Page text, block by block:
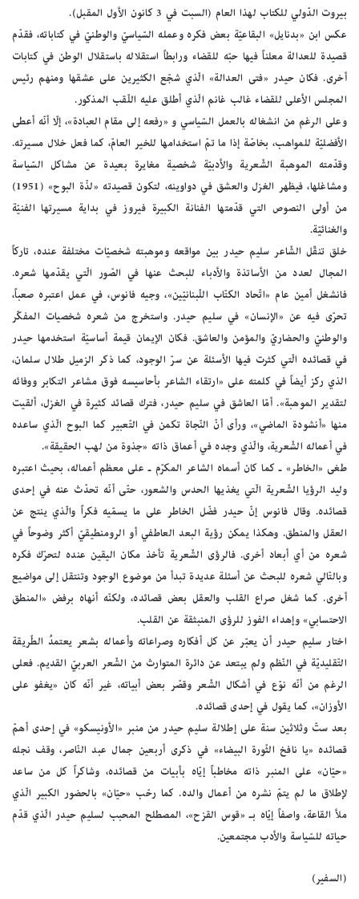
بيروت الدّولي للكتاب لهذا العام (السبت في 3 كانون الأول المقبل).
عكس ابن «بدنايل» البقاعيّة بعض فكره وعمله السّياسيّ والوطنيّ في كتاباته، فقدّم
قصيدة للعدالة معلناً فيها حبّه للقضاء ورابطاً استقلاله باستقلال الوطن في كتابات
أخرى. فكان حيدر «فتى العدالة» الّذي شجّع الكثيرين على عشقها ومنهم رئيس
المجلس الأعلى للقضاء غالب غانم الّذي أطلق عليه اللّقب المذكور.
وعلى الرغم من انشغاله بالعمل السّياسي و «رفعه إلى مقام العبادة»، إلّا أنّه أعطى
الأفضليّة للمواهب، بخاصّة إذا ما تمّ استخدامها للخير العامّ، كما فعل خلال مسيرته.
وقدّمته الموهبة الشّعرية والأدبيّة شخصية مغايرة بعيدة عن مشاكل السّياسة
ومشاغلها، فيظهر الغزل والعشق في دواوينه، لتكون قصيدته «لذّة البوح» (1951)
من أولى النصوص التي قدّمتها الفنانة الكبيرة فيروز في بداية مسيرتها الفنيّة
والغنائيّة.
خلق تنقّل الشّاعر سليم حيدر بين مواقعه وموهبته شخصيّات مختلفة عنده، تاركاً
المجال لعدد من الأساتذة والأدباء للبحث عنها في الصّور الّتي يقدّمها شعره.
فانشغل أمين عام «اتّحاد الكتّاب اللّبنانيّين»، وجيه فانوس، في عمل اعتبره صعباً،
تحرّى فيه عن «الإنسان» في سليم حيدر. واستخرج من شعره شخصيات المفكّر
والوطنيّ والحضاريّ والمؤمن والعاشق. فكان الإيمان قيمة أساسيّة استخدمها حيدر
في قصائده الّتي كثرت فيها الأسئلة عن سرّ الوجود، كما ذكر الزميل طلال سلمان،
الذي ركز أيضاً في كلمته على «ارتقاء الشاعر بأحاسيسه فوق مشاعر التكابر ووفائه
لتقدير الموهبة». أمّا العاشق في سليم حيدر، فترك قصائد كثيرة في الغزل، ألقيت
منها «أنشودة الماضي»، ورأى أنّ النّجاة تكمن في التّعبير كما البوح الّذي ساعده
في أعماله الشّعرية، والّذي وجده في أعماق ذاته «جذوة من لهب الحقيقة».
طغى «الخاطر» ـ كما كان أسماه الشاعر المكرّم ـ على معظم أعماله، بحيث اعتبره
وليد الرؤيا الشّعرية الّتي يغذيها الحدس والشعور، حتّى أنّه تحدّث عنه في إحدى
قصائده. وقال فانوس إنّ حيدر فضّل الخاطر على ما يسمّيه فكراً والّذي ينتج عن
العقل والمنطق. وهكذا يمكن رؤية البعد العاطفي أو الرومنطيقيّ أكثر وضوحاً في
شعره من أي أبعاد أخرى. فالرؤى الشّعرية تأخذ مكان اليقين عنده لتحرّك فكره
وبالتّالي شعره للبحث عن أسئلة عديدة تبدأ من موضوع الوجود وتنتقل إلى مواضيع
أخرى. كما شغل صراع القلب والعقل بعض قصائده، ولكنّه أنهاه برفض «المنطق
الاحتسابي» وإهداء الفوز للرؤى المنبثقة عن القلب.
اختار سليم حيدر أن يعبّر عن كل أفكاره وصراعاته وأعماله بشعر يعتمدُ الطّريقة
التّقليديّة في النّظم ولم يبتعد عن دائرة المتوارث من الشّعر العربيّ القديم. فعلى
الرغم من أنّه نوّع في أشكال الشّعر وقصّر بعض أبياته، غير أنّه كان «يغفو على
الأوزان»، كما يقول في إحدى قصائده.
بعد ستّ وثلاثين سنة على إطلالة سليم حيدر من منبر «الأونيسكو» في إحدى أهمّ
قصائده «يا نافخ الثّورة البيضاء» في ذكرى أربعين جمال عبد النّاصر، وقف نجله
«حيّان» على المنبر ذاته مخاطباً إيّاه بأبيات من قصائده، وشاكراً كل من ساعد
لإطلاق ما لم يتمّ نشره من أعمال والده. كما رحّب «حيّان» بالحضور الكبير الّذي
ملأ القاعة، واصفاً إيّاه بـ «قوس القزح»، المصطلح المحبب لسليم حيدر الّذي قدّم
حياته للسّياسة والأدب مجتمعين.
(السفير)